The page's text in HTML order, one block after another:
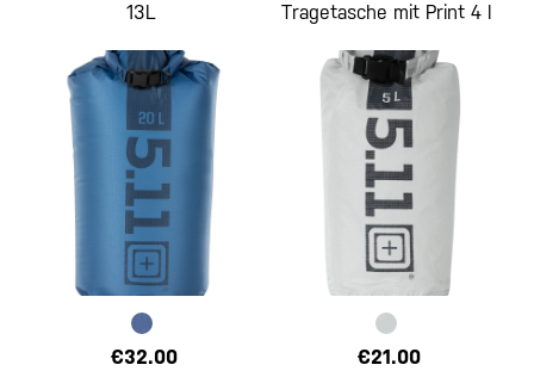
13L
Tragetasche mit Print 4 l
€32.00
€21.00